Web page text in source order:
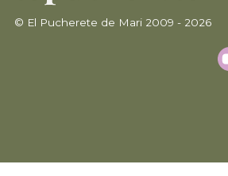
© El Pucherete de Mari 2009 - 2026